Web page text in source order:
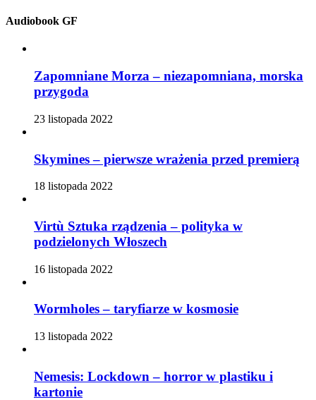
Audiobook GF
Zapomniane Morza – niezapomniana, morska
przygoda
23 listopada 2022
Skymines – pierwsze wrażenia przed premierą
18 listopada 2022
Virtù Sztuka rządzenia – polityka w
podzielonych Włoszech
16 listopada 2022
Wormholes – taryfiarze w kosmosie
13 listopada 2022
Nemesis: Lockdown – horror w plastiku i
kartonie